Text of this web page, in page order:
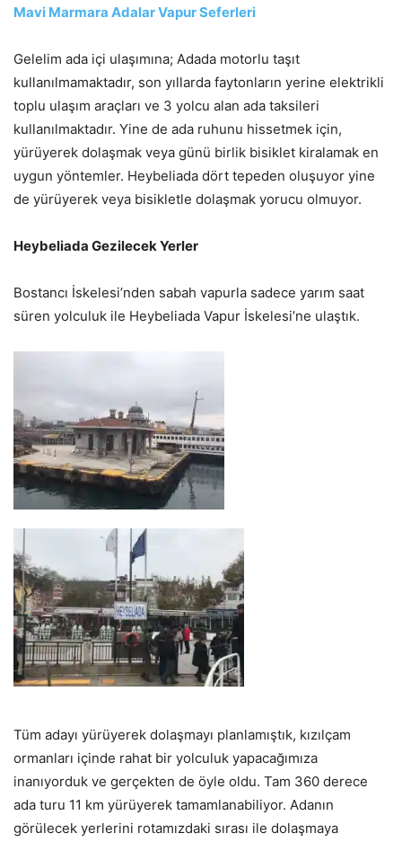
Mavi Marmara Adalar Vapur Seferleri
Gelelim ada içi ulaşımına; Adada motorlu taşıt
kullanılmamaktadır, son yıllarda faytonların yerine elektrikli
toplu ulaşım araçları ve 3 yolcu alan ada taksileri
kullanılmaktadır. Yine de ada ruhunu hissetmek için,
yürüyerek dolaşmak veya günü birlik bisiklet kiralamak en
uygun yöntemler. Heybeliada dört tepeden oluşuyor yine
de yürüyerek veya bisikletle dolaşmak yorucu olmuyor.
Heybeliada Gezilecek Yerler
Bostancı İskelesi’nden sabah vapurla sadece yarım saat
süren yolculuk ile Heybeliada Vapur İskelesi’ne ulaştık.
Tüm adayı yürüyerek dolaşmayı planlamıştık, kızılçam
ormanları içinde rahat bir yolculuk yapacağımıza
inanıyorduk ve gerçekten de öyle oldu. Tam 360 derece
ada turu 11 km yürüyerek tamamlanabiliyor. Adanın
görülecek yerlerini rotamızdaki sırası ile dolaşmaya